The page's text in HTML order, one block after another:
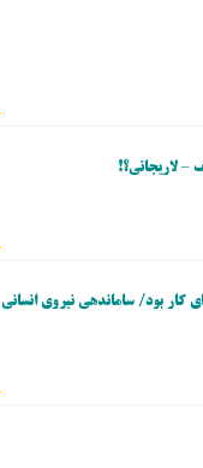
کار بود/ ساماندهی نیروی انسانی